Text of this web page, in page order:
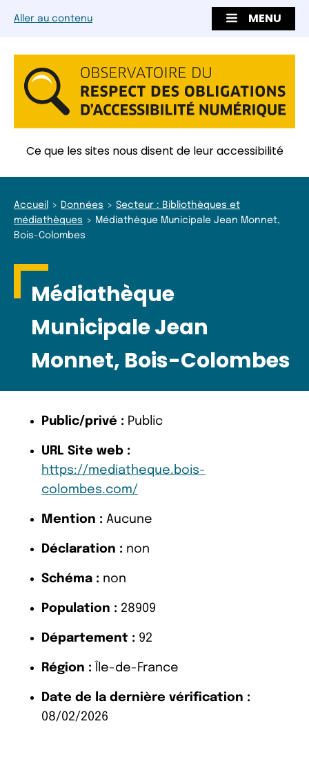
Aller au contenu MENU
Ce que les sites nous disent de leur accessibilité
Accueil Données
Secteur : Bibliothèques et
médiathèques
Médiathèque Municipale Jean Monnet,
Bois-Colombes
Médiathèque
Municipale Jean
Monnet, Bois-Colombes
Public/privé : Public
URL Site web :
https://mediatheque.bois-
colombes.com/
Mention : Aucune
Déclaration : non
Schéma : non
Population : 28909
Département : 92
Région : Île-de-France
Date de la dernière vérification :
08/02/2026